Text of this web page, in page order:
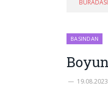
BASINDAN
19.08.2023